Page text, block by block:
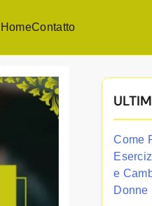
HomeContatto
Come
e
Donne